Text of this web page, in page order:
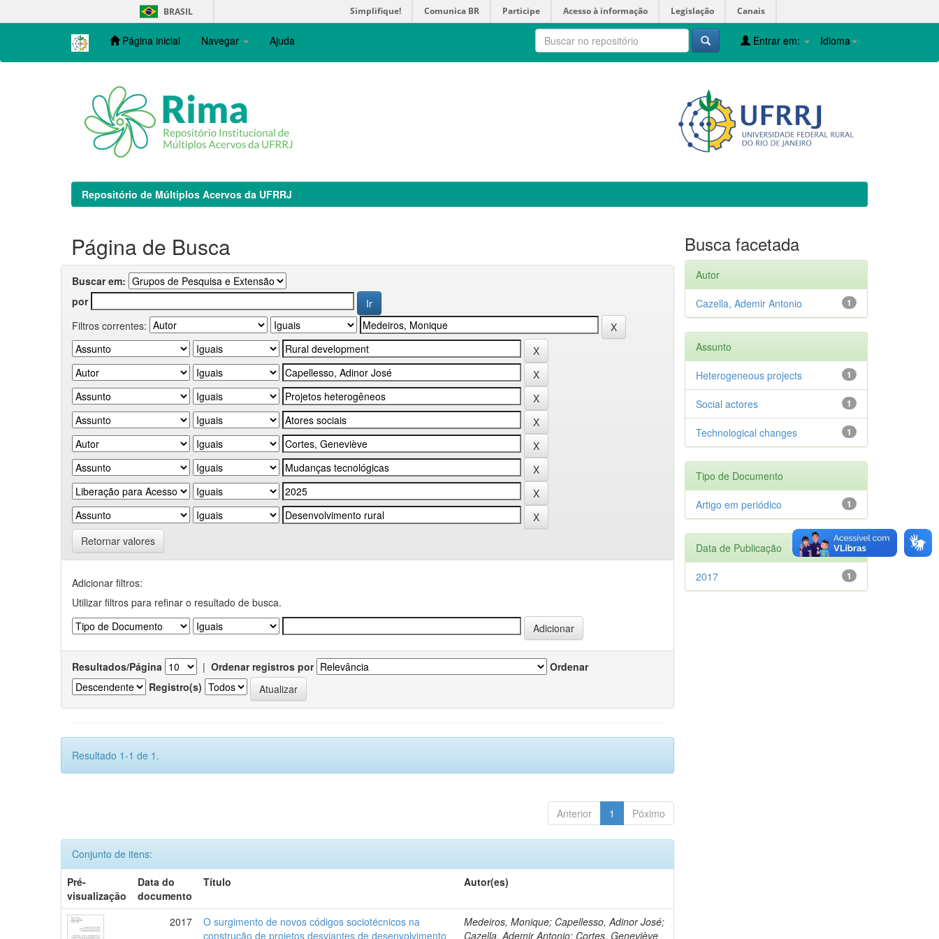
navigation
BRASIL Simplifique! Comunica BR Participe Acesso à informação Legislação Canais
Página inicial Navegar Ajuda Idioma
Entrar em:
Repositório de Múltiplos Acervos da UFRRJ
Página de Busca
Buscar em:
por
Filtros correntes:
Retornar valores
Adicionar filtros:
Utilizar filtros para refinar o resultado de busca.
Resultados/Página | Ordenar registros por
Ordenar
Registro(s)
Resultado 1-1 de 1.
Anterior 1 Póximo
Conjunto de itens:
Pré-
visualização
Data do
documento
Título Autor(es)
2017
O surgimento de novos códigos sociotécnicos na
construção de projetos desviantes de desenvolvimento
Medeiros, Monique; Capellesso, Adinor José;
Cazella, Ademir Antonio; Cortes, Geneviève
Busca facetada
Autor
1
Cazella, Ademir Antonio
Assunto
1
Heterogeneous projects
1
Social actores
1
Technological changes
Tipo de Documento
1
Artigo em periódico
Data de Publicação
1
2017